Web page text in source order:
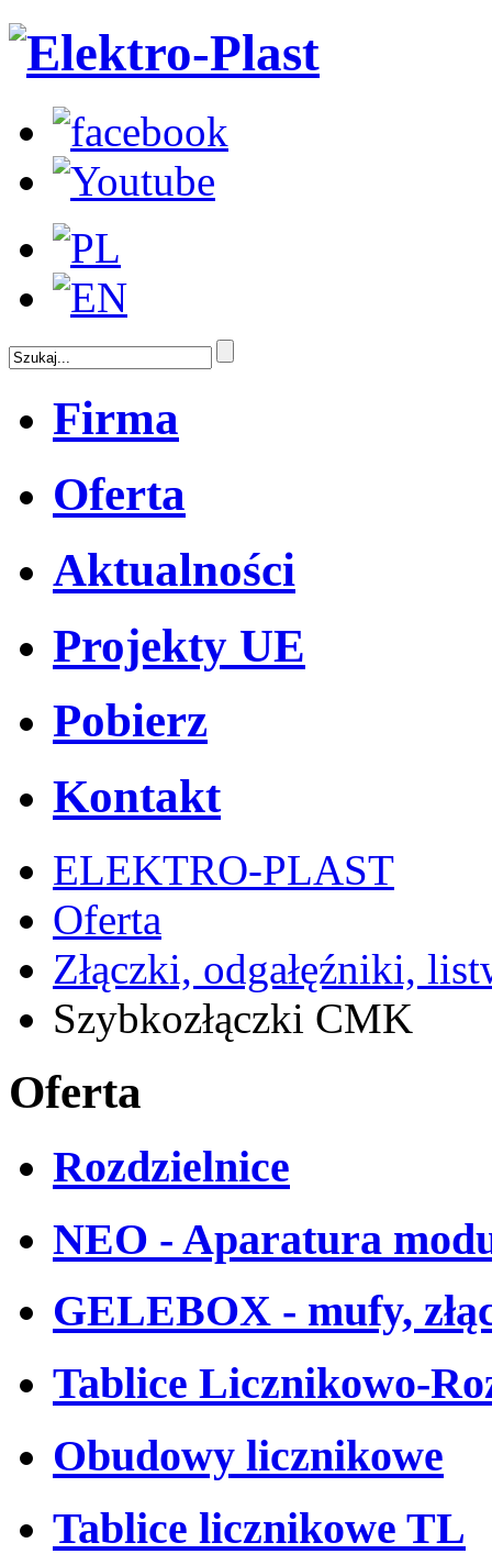
Firma
Oferta
Aktualności
Projekty UE
Pobierz
Kontakt
ELEKTRO-PLAST
Oferta
Złączki, odgałęźniki,
Szybkozłączki CMK
Oferta
Rozdzielnice
NEO - Aparatura
GELEBOX - mufy,
Tablice Licznikowo-
Obudowy licznikowe
Tablice licznikowe TL